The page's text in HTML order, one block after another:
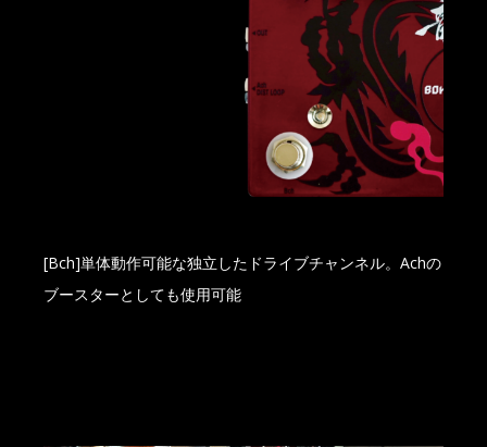
[Bch]単体動作可能な独立したドライブチャンネル。Achの
ブースターとしても使用可能